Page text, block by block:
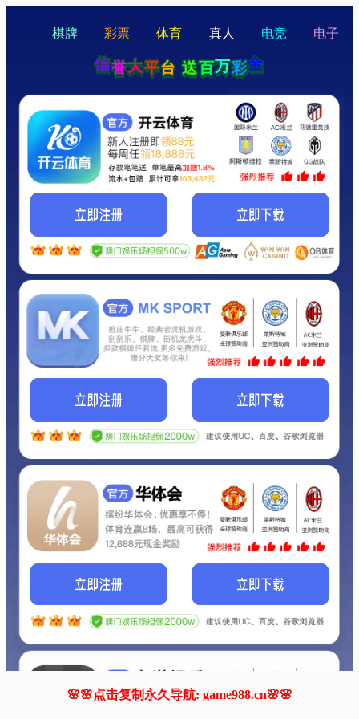
hello
Hey Guys!
我们即将上线啦...
我们的网站正在建设.
它将是非常棒的网站.
联系我们!